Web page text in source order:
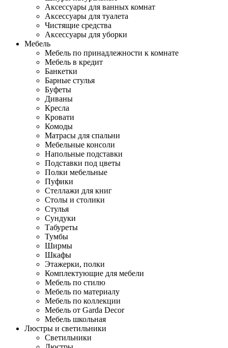
Аксессуары для ванных комнат
Аксессуары для туалета
Чистящие средства
Аксессуары для уборки
Мебель
Мебель по принадлежности к комнате
Мебель в кредит
Банкетки
Барные стулья
Буфеты
Диваны
Кресла
Кровати
Комоды
Матрасы для спальни
Мебельные консоли
Напольные подставки
Подставки под цветы
Полки мебельные
Пуфики
Стеллажи для книг
Столы и столики
Стулья
Сундуки
Табуреты
Тумбы
Ширмы
Шкафы
Этажерки, полки
Комплектующие для мебели
Мебель по стилю
Мебель по материалу
Мебель по коллекции
Мебель от Garda Decor
Мебель школьная
Люстры и светильники
Светильники